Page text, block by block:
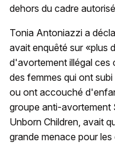
dehors du cadre
Tonia Antoniazzi a
avait enquêté sur «plus
d'avortement illégal ces
des femmes qui ont
ou ont accouché
groupe anti-
Unborn Children, avait
grande menace pour